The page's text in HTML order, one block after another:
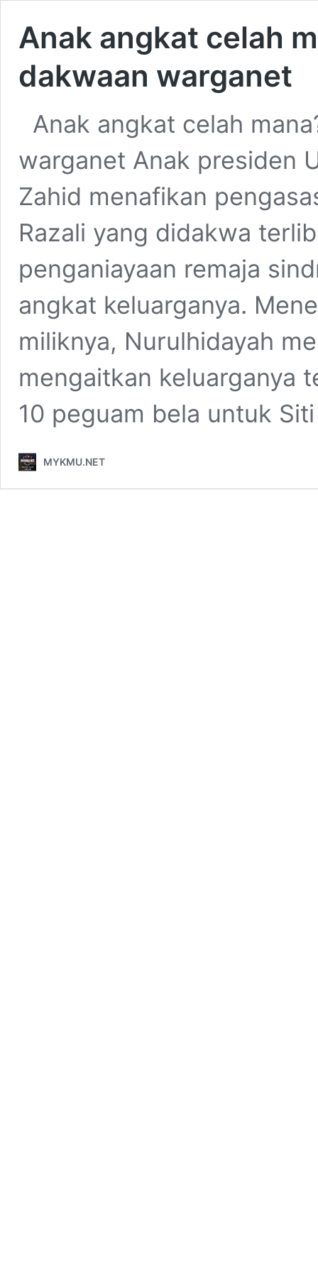
Anak angkat celah
dakwaan warganet
Anak angkat celah
warganet Anak presiden
Zahid menafikan
Razali yang didakwa
penganiayaan remaja
angkat keluarganya.
miliknya, Nurulhidayah
mengaitkan keluarganya
10 peguam bela untuk
MYKMU.NET